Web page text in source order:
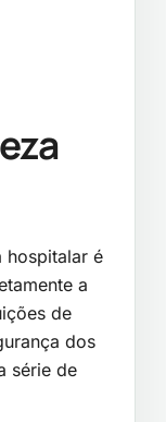
hospitalar é
a
de
dos
série de